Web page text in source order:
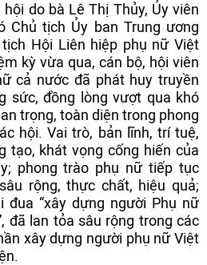
do bà Lê Thị Thủy, Ủy viên
Chủ tịch Ủy ban Trung ương
Hội Liên hiệp phụ nữ Việt
kỳ vừa qua, cán bộ, hội viên
cả nước đã phát huy truyền
sức, đồng lòng vượt qua khó
trọng, toàn diện trong phong
hội. Vai trò, bản lĩnh, trí tuệ,
tạo, khát vọng cống hiến của
phong trào phụ nữ tiếp tục
rộng, thực chất, hiệu quả;
đua “xây dựng người Phụ nữ
đã lan tỏa sâu rộng trong các
xây dựng người phụ nữ Việt